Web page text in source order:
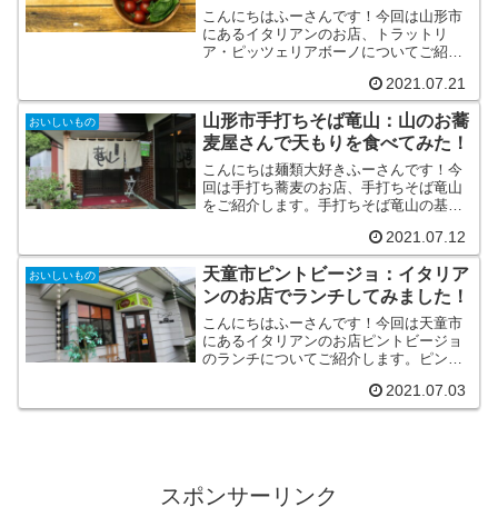
こんにちはふーさんです！今回は山形市
にあるイタリアンのお店、トラットリ
ア・ピッツェリアボーノについてご紹介
ーノの基本情報トラットリア・ピッツェ
リアボーノは山形市の中心部より少し離
れたパン屋さんの２Fにお店...
2021.07.21
おいしいもの
山形市手打ちそば竜山：山のお蕎
麦屋さんで天もりを食べてみた！
こんにちは麺類大好きふーさんです！今
回は手打ち蕎麦のお店、手打ちそば竜山
をご紹介します。手打ちそば竜山の基本
し山にあがったところにあります。お店
のある場所は、山形市中心部より約300ｍ
ぐらい標高が高い西蔵...
2021.07.12
おいしいもの
天童市ピントビージョ：イタリア
ンのお店でランチしてみました！
こんにちはふーさんです！今回は天童市
にあるイタリアンのお店ピントビージョ
のランチについてご紹介します。ピント
TEL 023-651-2678住所 天童市東本町
1-9-12営業時間 11:30～15:00(L...
2021.07.03
スポンサーリンク